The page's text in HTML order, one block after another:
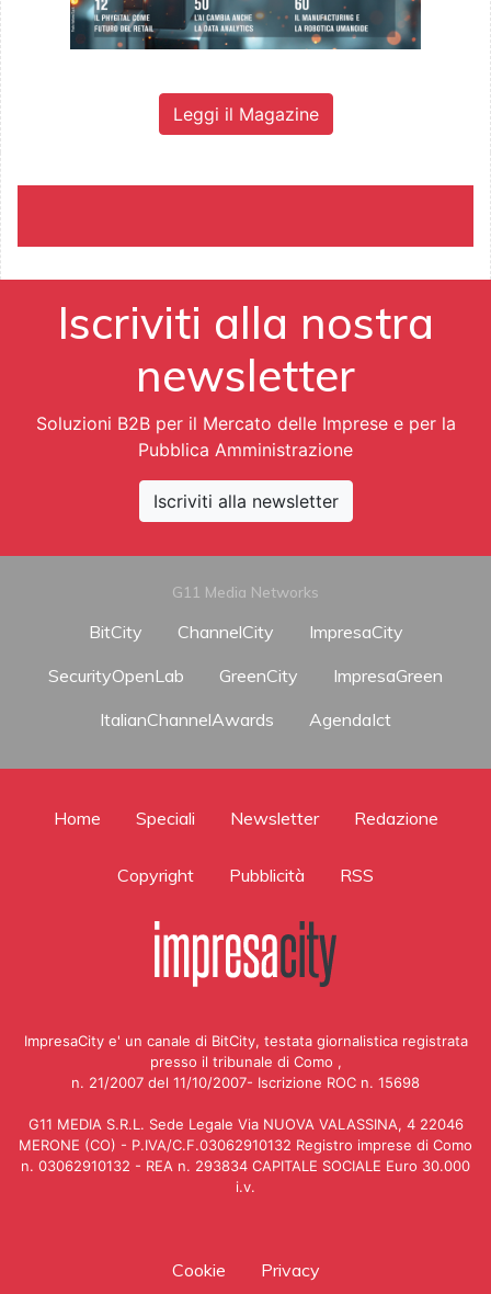
Leggi il Magazine
Iscriviti alla nostra
newsletter
Soluzioni B2B per il Mercato delle Imprese e per la
Pubblica Amministrazione
Iscriviti alla newsletter
G11 Media Networks
BitCity ChannelCity
ImpresaCity
SecurityOpenLab
GreenCity
ImpresaGreen
ItalianChannelAwards
AgendaIct
Home Speciali Newsletter Redazione
Copyright Pubblicità RSS
ImpresaCity e' un canale di BitCity, testata giornalistica registrata
presso il tribunale di Como ,
n. 21/2007 del 11/10/2007- Iscrizione ROC n. 15698
G11 MEDIA S.R.L. Sede Legale Via NUOVA VALASSINA, 4 22046
MERONE (CO) - P.IVA/C.F.03062910132 Registro imprese di Como
n. 03062910132 - REA n. 293834 CAPITALE SOCIALE Euro 30.000
i.v.
Cookie Privacy